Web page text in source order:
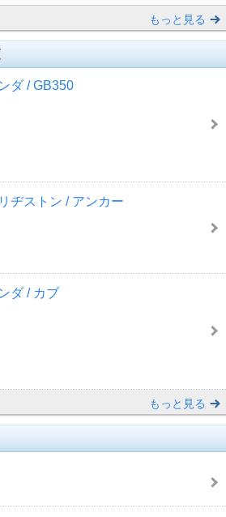
もっと見る
ダ / GB350
ヂストン / アンカー
ダ / カブ
もっと見る